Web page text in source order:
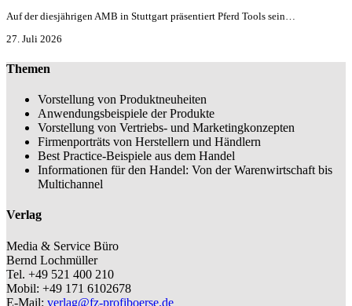
Auf der diesjährigen AMB in Stuttgart präsentiert Pferd Tools sein…
27. Juli 2026
Themen
Vorstellung von Produktneuheiten
Anwendungsbeispiele der Produkte
Vorstellung von Vertriebs- und Marketingkonzepten
Firmenporträts von Herstellern und Händlern
Best Practice-Beispiele aus dem Handel
Informationen für den Handel: Von der Warenwirtschaft bis
Multichannel
Verlag
Media & Service Büro
Bernd Lochmüller
Tel. +49 521 400 210
Mobil: +49 171 6102678
E-Mail: verlag@fz-profiboerse.de